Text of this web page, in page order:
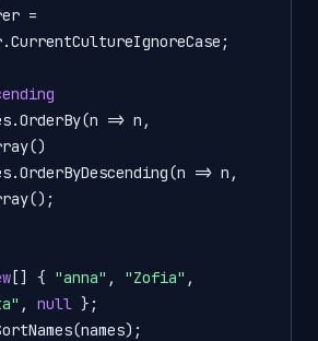
=
[] { "anna" , "Zofia"
, null